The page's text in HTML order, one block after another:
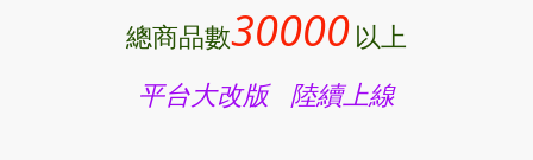
總商品數30000 以上
平台大改版 陸續上線